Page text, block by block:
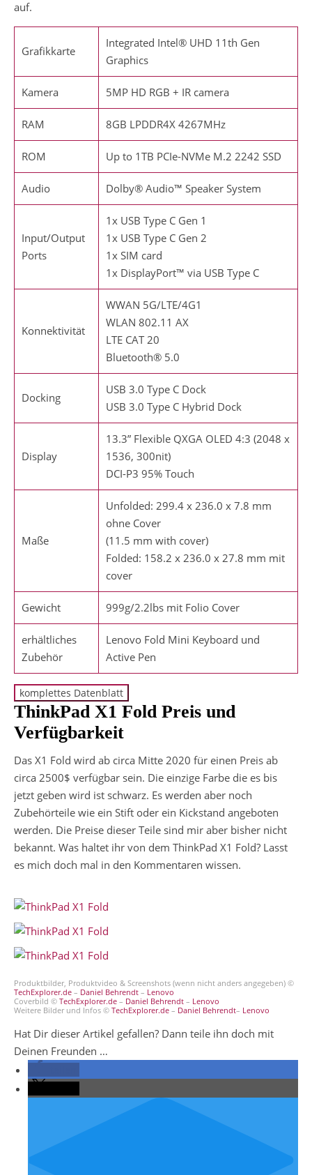
auf.
Grafikkarte
Integrated Intel® UHD 11th Gen
Graphics
Kamera 5MP HD RGB + IR camera
RAM 8GB LPDDR4X 4267MHz
ROM Up to 1TB PCIe-NVMe M.2 2242 SSD
Audio Dolby® Audio™ Speaker System
Input/Output
Ports
1x USB Type C Gen 1
1x USB Type C Gen 2
1x SIM card
1x DisplayPort™ via USB Type C
Konnektivität
WWAN 5G/LTE/4G1
WLAN 802.11 AX
LTE CAT 20
Bluetooth® 5.0
Docking
USB 3.0 Type C Dock
USB 3.0 Type C Hybrid Dock
Display
13.3” Flexible QXGA OLED 4:3 (2048 x
1536, 300nit)
DCI-P3 95% Touch
Maße
Unfolded: 299.4 x 236.0 x 7.8 mm
ohne Cover
(11.5 mm with cover)
Folded: 158.2 x 236.0 x 27.8 mm mit
cover
Gewicht 999g/2.2lbs mit Folio Cover
erhältliches
Zubehör
Lenovo Fold Mini Keyboard und
Active Pen
ThinkPad X1 Fold Preis und
Verfügbarkeit
Das X1 Fold wird ab circa Mitte 2020 für einen Preis ab
circa 2500$ verfügbar sein. Die einzige Farbe die es bis
jetzt geben wird ist schwarz. Es werden aber noch
Zubehörteile wie ein Stift oder ein Kickstand angeboten
werden. Die Preise dieser Teile sind mir aber bisher nicht
bekannt. Was haltet ihr von dem ThinkPad X1 Fold? Lasst
es mich doch mal in den Kommentaren wissen.
Produktbilder, Produktvideo & Screenshots (wenn nicht anders angegeben) ©
TechExplorer.de – Daniel Behrendt – Lenovo
Coverbild © TechExplorer.de – Daniel Behrendt – Lenovo
Weitere Bilder und Infos © TechExplorer.de – Daniel Behrendt– Lenovo
Hat Dir dieser Artikel gefallen? Dann teile ihn doch mit
Deinen Freunden …